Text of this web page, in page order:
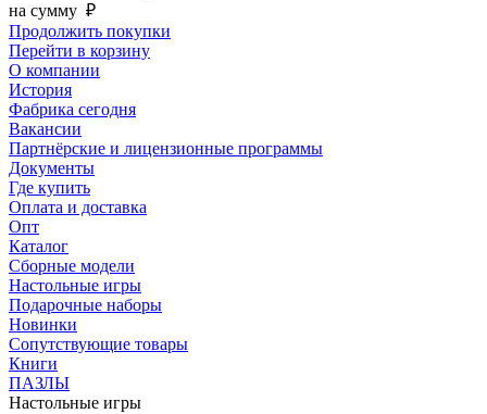
на сумму ₽
Продолжить покупки
Перейти в корзину
О компании
История
Фабрика сегодня
Вакансии
Партнёрские и лицензионные программы
Документы
Где купить
Оплата и доставка
Опт
Каталог
Сборные модели
Настольные игры
Подарочные наборы
Новинки
Сопутствующие товары
Книги
ПАЗЛЫ
Настольные игры